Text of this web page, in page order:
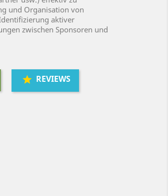
und Organisation von
aktiver
zwischen Sponsoren und
REVIEWS